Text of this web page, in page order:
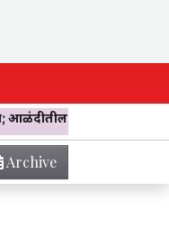
नेताच झाला
Archive